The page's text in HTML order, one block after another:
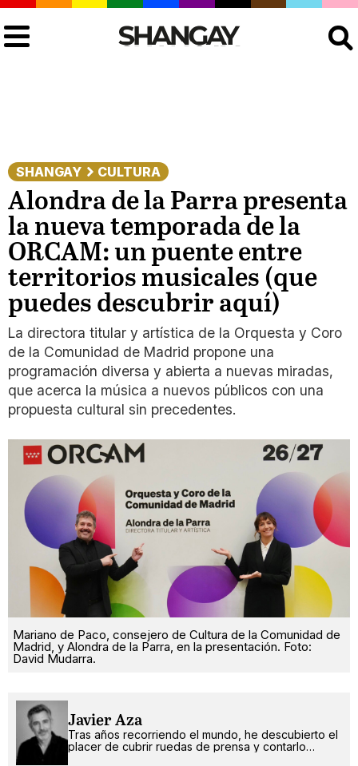
SHANGAY CULTURA
Alondra de la Parra presenta
la nueva temporada de la
ORCAM: un puente entre
territorios musicales (que
puedes descubrir aquí)
La directora titular y artística de la Orquesta y Coro
de la Comunidad de Madrid propone una
programación diversa y abierta a nuevas miradas,
que acerca la música a nuevos públicos con una
propuesta cultural sin precedentes.
Mariano de Paco, consejero de Cultura de la Comunidad de
Madrid, y Alondra de la Parra, en la presentación. Foto:
David Mudarra.
Javier Aza
Tras años recorriendo el mundo, he descubierto el
placer de cubrir ruedas de prensa y contarlo